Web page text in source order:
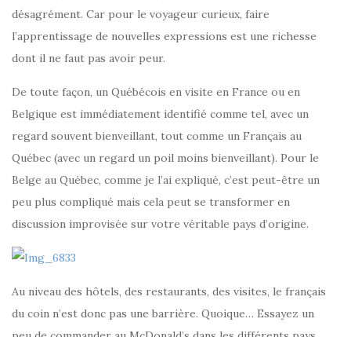
désagrément. Car pour le voyageur curieux, faire
l’apprentissage de nouvelles expressions est une richesse
dont il ne faut pas avoir peur.
De toute façon, un Québécois en visite en France ou en
Belgique est immédiatement identifié comme tel, avec un
regard souvent bienveillant, tout comme un Français au
Québec (avec un regard un poil moins bienveillant). Pour le
Belge au Québec, comme je l’ai expliqué, c’est peut-être un
peu plus compliqué mais cela peut se transformer en
discussion improvisée sur votre véritable pays d’origine.
Au niveau des hôtels, des restaurants, des visites, le français
du coin n’est donc pas une barrière. Quoique… Essayez un